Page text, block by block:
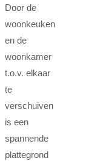
Door de
woonkeuken
en de
woonkamer
t.o.v. elkaar
te
verschuiven
is een
spannende
plattegrond